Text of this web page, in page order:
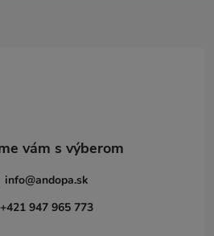
info@andopa.sk
+421 947 965 773